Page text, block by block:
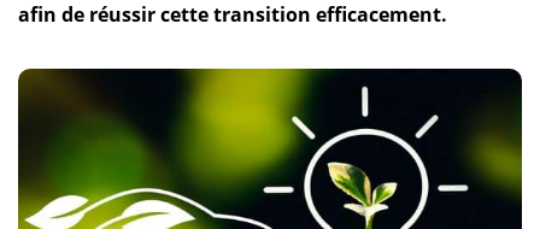
afin de réussir cette transition efficacement.